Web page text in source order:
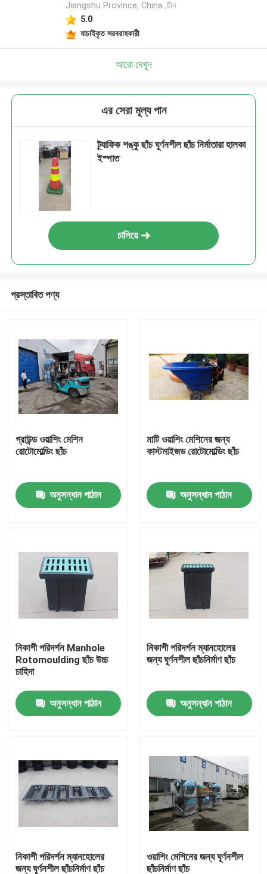
আমাদের সম্পর্কে
কারখানা ভ্রমণ
মান নিয়ন্ত্রণ
খবর
উদ্ধৃতির জন্য আবেদন
রোটোমোল্ডিং ছাঁচ
Jiangshu Province, China ,চীন
5.0
যাচাইকৃত সরবরাহকারী
আরো দেখুন
এর সেরা মূল্য পান
ট্র্যাফিক শঙ্কু ছাঁচ ঘূর্ণনশীল ছাঁচ নির্মাতারা হালকা
ইস্পাত
চালিয়ে
প্রস্তাবিত পণ্য
গ্রাউন্ড ওয়াশিং মেশিন
রোটোমোল্ডিং ছাঁচ
অনুসন্ধান পাঠান
মাটি ওয়াশিং মেশিনের জন্য
কাস্টমাইজড রোটোমোল্ডিং ছাঁচ
অনুসন্ধান পাঠান
নিকাশী পরিদর্শন Manhole
Rotomoulding ছাঁচ উচ্চ
চাহিদা
অনুসন্ধান পাঠান
নিকাশী পরিদর্শন ম্যানহোলের
জন্য ঘূর্ণনশীল ছাঁচনির্মাণ ছাঁচ
অনুসন্ধান পাঠান
নিকাশী পরিদর্শন ম্যানহোলের
জন্য ঘূর্ণনশীল ছাঁচনির্মাণ ছাঁচ
ওয়াশিং মেশিনের জন্য ঘূর্ণনশীল
ছাঁচনির্মাণ ছাঁচ